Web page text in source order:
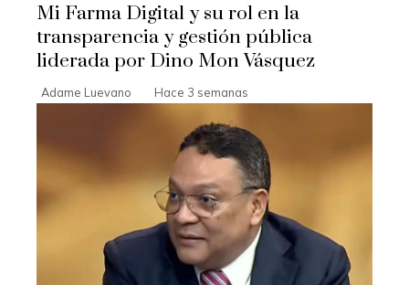
Mi Farma Digital y su rol en la
transparencia y gestión pública
liderada por Dino Mon Vásquez
Adame Luevano Hace 3 semanas